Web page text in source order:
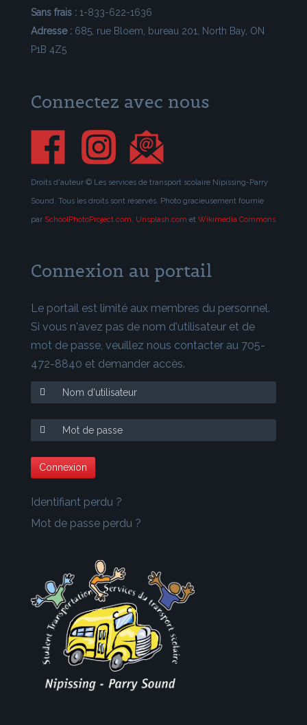
Sans frais : 1-833-622-1636
Adresse : 685, rue Bloem, bureau 201, North Bay, ON
P1B 4Z5
Connectez avec nous
Droits d'auteur © Les services de transport scolaire Nipissing-Parry
Sound. Tous les droits sont réservés. Photo gracieusement fournie
par SchoolPhotoProject.com, Unsplash.com et Wikimedia Commons
Connexion au portail
Le portail est limité aux membres du personnel.
Si vous n'avez pas de nom d'utilisateur et de
mot de passe, veuillez nous contacter au 705-
472-8840 et demander accès.
Identifiant perdu ?
Mot de passe perdu ?